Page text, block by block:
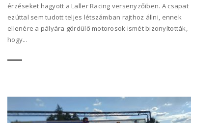
érzéseket hagyott a Laller Racing versenyzőiben. A csapat
ezúttal sem tudott teljes létszámban rajthoz állni, ennek
ellenére a pályára gördülő motorosok ismét bizonyították,
hogy...